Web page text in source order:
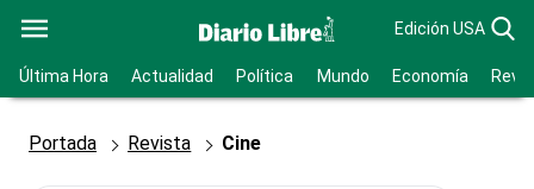
Edición USA
Última Hora Actualidad Política Mundo Economía
Portada Revista Cine